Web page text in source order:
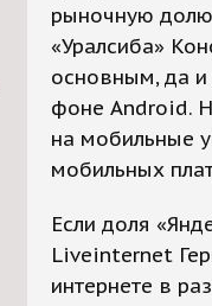
рыночную долю
«Уралсиба»
основным, да и
фоне Android.
на мобильные
мобильных
Если доля
Liveinternet
интернете в